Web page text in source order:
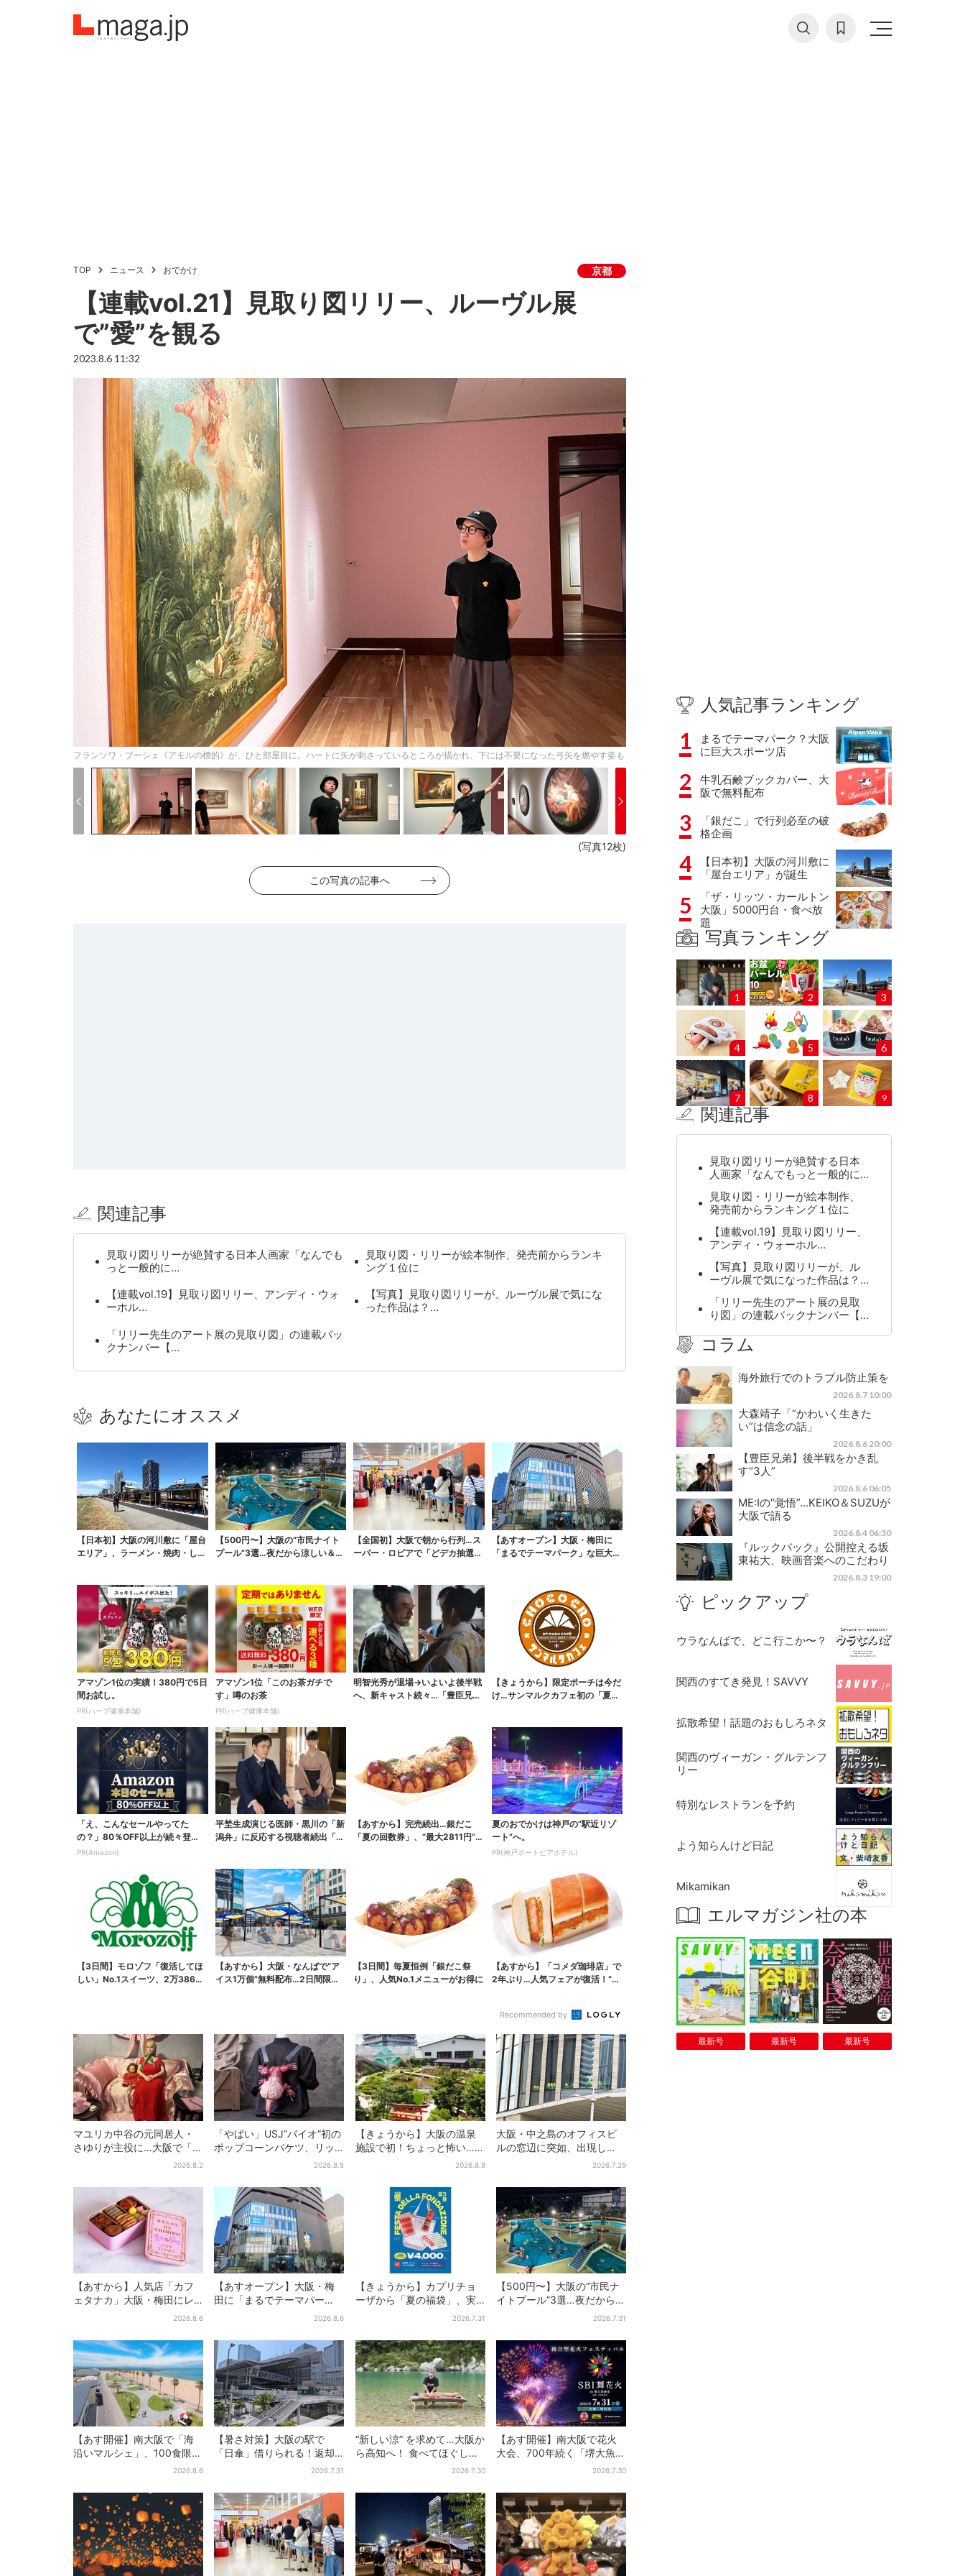
TOP ニュース おでかけ 京都
【連載vol.21】見取り図リリー、ルーヴル展
で”愛”を観る
2023.8.6 11:32
フランソワ・ブーシェ《アモルの標的》が、ひと部屋目に。ハートに矢が刺さっているところが描かれ、下には不要になった弓矢を燃やす姿も
(写真12枚)
この写真の記事へ
関連記事
見取り図リリーが絶賛する日本人画家「なんでも
っと一般的に…
見取り図・リリーが絵本制作、発売前からランキ
ング１位に
【連載vol.19】見取り図リリー、アンディ・ウォ
ーホル…
【写真】見取り図リリーが、ルーヴル展で気にな
った作品は？…
「リリー先生のアート展の見取り図」の連載バッ
クナンバー【…
あなたにオススメ
【日本初】大阪の河川敷に「屋台
エリア」、ラーメン・焼肉・しゃ
【500円〜】大阪の“市民ナイト
プール”3選…夜だから涼しい＆コ
【全国初】大阪で朝から行列…ス
ーパー・ロピアで「どデカ抽選
【あすオープン】大阪・梅田に
「まるでテーマパーク」な巨大ス
アマゾン1位の実績！380円で5日
間お試し。
PR(ハーブ健康本舗)
アマゾン1位「このお茶ガチで
す」噂のお茶
PR(ハーブ健康本舗)
明智光秀が退場→いよいよ後半戦
へ、新キャスト続々…「豊臣兄
【きょうから】限定ポーチは今だ
け…サンマルクカフェ初の「夏福
「え、こんなセールやってた
の？」80％OFF以上が続々登
場！Amazonの本気が...
PR(Amazon)
平埜生成演じる医師・黒川の「新
潟弁」に反応する視聴者続出「グ
【あすから】完売続出…銀だこ
「夏の回数券」、“最大2811円”お
夏のおでかけは神戸の”駅近リゾ
ート”へ。
PR(神戸ポートピアホテル)
【3日間】モロゾフ「復活してほ
しい」No.1スイーツ、2万3865
【あすから】大阪・なんばで“ア
イス1万個”無料配布…2日間限定
【3日間】毎夏恒例「銀だこ祭
り」、人気No.1メニューがお得に
【あすから】「コメダ珈琲店」で
2年ぶり…人気フェアが復活！“ハ
Recommended by
マユリカ中谷の元同居人・
さゆりが主役に…大阪で「呪
物展」開催、コンセプト2026.8.2
「やばい」USJ“バイオ”初の
ポップコーンバケツ、リッ
カーが背中に張りつく衝撃
にも反応
2026.8.5
【きょうから】大阪の温泉
施設で初！ちょっと怖い…？
体験型イベント、限定グル
2026.8.8
大阪・中之島のオフィスビ
ルの窓辺に突如、出現し
た……巨大インコ「何かい
その正体とは？
2026.7.29
【あすから】人気店「カフ
ェタナカ」大阪・梅田にレ
ア商品集結…本店人気パン＆
夏イベント
2026.8.6
【あすオープン】大阪・梅
田に「まるでテーマパー
ク」な巨大スポーツ店、461
まとめて紹介
2026.8.6
【きょうから】カプリチョ
ーザから「夏の福袋」、実
質無料…？値段以上の食事券
2026.7.31
【500円〜】大阪の“市民ナ
イトプール”3選…夜だから涼
2026.7.31
【あす開催】南大阪で「海
沿いマルシェ」、100食限定
「たこ飯」のふるまい＆キ
2026.8.6
【暑さ対策】大阪の駅で
「日傘」借りられる！返却
どこでもOK、熱中症対策に
2026.7.31
“新しい涼” を求めて…大阪か
ら高知へ！ 食べてほぐして
「仁淀ブルー」でととのう
2026.7.30
【あす開催】南大阪で花火
大会、700年続く「堺大魚夜
市」のフィナーレ飾る…有料
2026.7.30
人気記事ランキング
1
まるでテーマパーク？大阪
に巨大スポーツ店
2
牛乳石鹸ブックカバー、大
阪で無料配布
3
「銀だこ」で行列必至の破
格企画
4
【日本初】大阪の河川敷に
「屋台エリア」が誕生
5
「ザ・リッツ・カールトン
大阪」5000円台・食べ放
題
写真ランキング
1 2 3
4 5 6
7 8 9
関連記事
見取り図リリーが絶賛する日本
人画家「なんでもっと一般的に…
見取り図・リリーが絵本制作、
発売前からランキング１位に
【連載vol.19】見取り図リリー、
アンディ・ウォーホル…
【写真】見取り図リリーが、ル
ーヴル展で気になった作品は？…
「リリー先生のアート展の見取
り図」の連載バックナンバー【…
コラム
海外旅行でのトラブル防止策を
2026.8.7 10:00
大森靖子「“かわいく生きた
い”は信念の話」
2026.8.6 20:00
【豊臣兄弟】後半戦をかき乱
す“3人”
2026.8.6 06:05
ME:Iの“覚悟”…KEIKO＆SUZUが
大阪で語る
2026.8.4 06:30
『ルックバック』公開控える坂
東祐大、映画音楽へのこだわり
2026.8.3 19:00
ピックアップ
ウラなんばで、どこ行こか〜？
関西のすてき発見！SAVVY
拡散希望！話題のおもしろネタ
関西のヴィーガン・グルテンフ
リー
特別なレストランを予約
よう知らんけど日記
Mikamikan
エルマガジン社の本
最新号 最新号 最新号